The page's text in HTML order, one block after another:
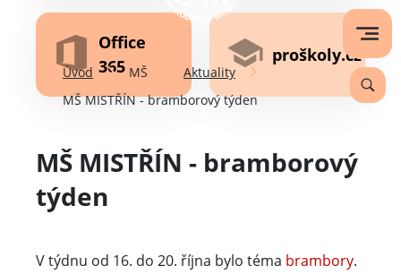
Office
365
proškoly.cz
Úvod MŠ
Aktuality
MŠ MISTŘÍN - bramborový týden
MŠ MISTŘÍN - bramborový
týden
V týdnu od 16. do 20. října bylo téma brambory.